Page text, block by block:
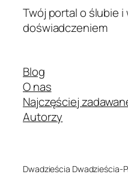
Twój portal o ślubie i
doświadczeniem
Blog
O nas
Najczęściej
Autorzy
Dwadzieścia Dwadzieścia-